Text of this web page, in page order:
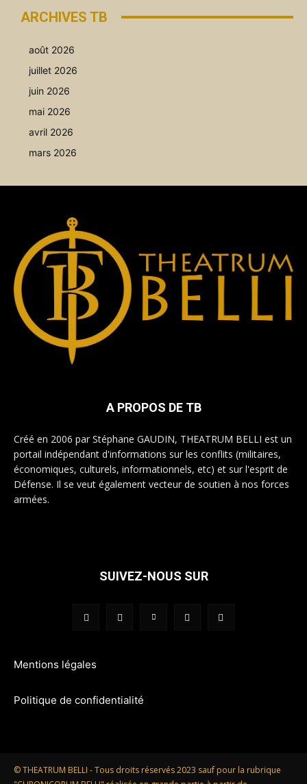
ARCHIVES TB
août 2026
juillet 2026
juin 2026
mai 2026
avril 2026
mars 2026
A PROPOS DE TB
Créé en 2006 par Stéphane GAUDIN, THEATRUM BELLI est un
portail indépendant d'informations sur les conflits (militaires,
économiques, culturels, informationnels, etc) et sur l'esprit de
Défense. Il se veut également vecteur de soutien à nos forces
armées.
SUIVEZ-NOUS SUR
Mentions légales
Politique de confidentialité
© THEATRUM BELLI - Tous droits réservés 2023 sauf pour la rubrique